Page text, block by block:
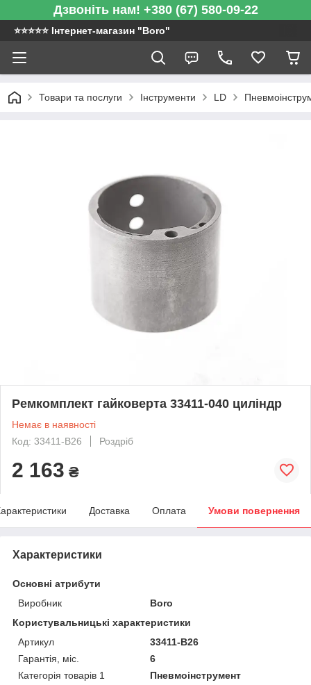
Дзвоніть нам! +380 (67) 580-09-22
⭐️⭐️⭐️⭐️⭐️ Інтернет-магазин "Boro"
Товари та послуги Інструменти LD
Ремкомплект гайковерта 33411-040 циліндр
Немає в наявності
Код: 33411-B26
Роздріб
2 163 ₴
Доставка Оплата Умови повернення
Характеристики
Основні атрибути
Виробник
Boro
Користувальницькі характеристики
Артикул
33411-B26
Гарантія, міс.
6
Категорія товарів 1
Пневмоінструмент